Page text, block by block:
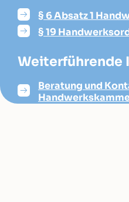
§ 6 Absatz 1
§ 19
Weiterführende
Beratung und